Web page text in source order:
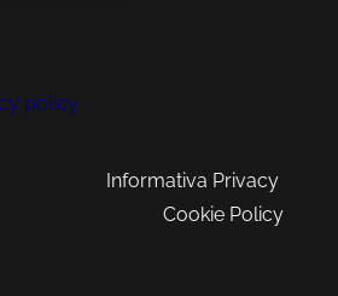
policy
Informativa Privacy
Cookie Policy